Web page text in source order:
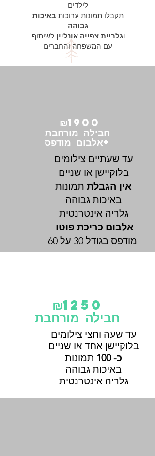
לילדים​​​
תקבלו תמונות ערוכות באיכות
גבוהה
.וגלריית צפייה אונליין לשיתוף
עם המשפחה והחברים
₪1900
חבילה מורחבת
אלבום מודפס+
עד שעתיים צילומים
בלוקיישן או שניים
אין הגבלת תמונות
באיכות גבוהה
גלריה אינטרנטית
אלבום כריכת פוטו
מודפס
₪1250
חבילה מורחבת
עד שעה וחצי צילומים
בלוקיישן אחד או שניים
כ- 100
תמונות
באיכות גבוהה
גלריה אינטרנטית